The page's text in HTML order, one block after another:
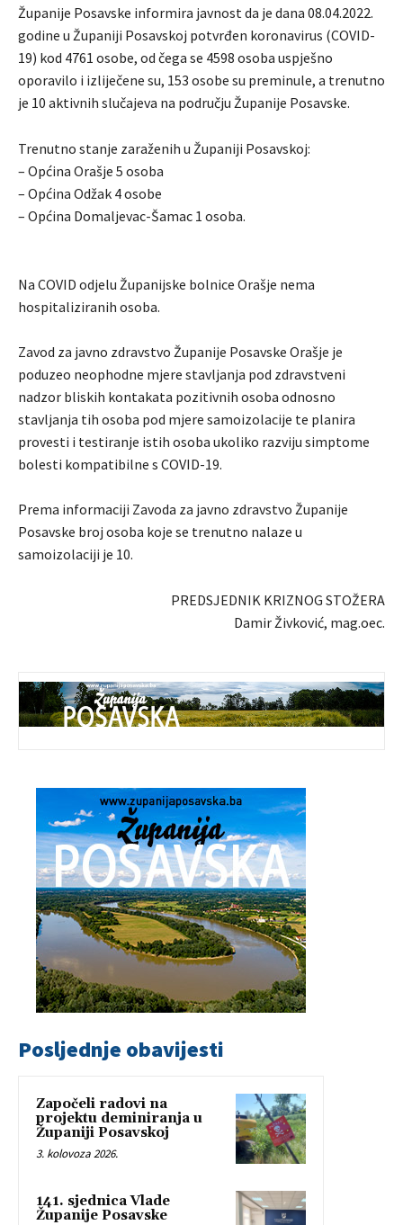
Županije Posavske informira javnost da je dana 08.04.2022.
godine u Županiji Posavskoj potvrđen koronavirus (COVID-
19) kod 4761 osobe, od čega se 4598 osoba uspješno
oporavilo i izliječene su, 153 osobe su preminule, a trenutno
je 10 aktivnih slučajeva na području Županije Posavske.
Trenutno stanje zaraženih u Županiji Posavskoj:
– Općina Orašje 5 osoba
– Općina Odžak 4 osobe
– Općina Domaljevac-Šamac 1 osoba.
Na COVID odjelu Županijske bolnice Orašje nema
hospitaliziranih osoba.
Zavod za javno zdravstvo Županije Posavske Orašje je
poduzeo neophodne mjere stavljanja pod zdravstveni
nadzor bliskih kontakata pozitivnih osoba odnosno
stavljanja tih osoba pod mjere samoizolacije te planira
provesti i testiranje istih osoba ukoliko razviju simptome
bolesti kompatibilne s COVID-19.
Prema informaciji Zavoda za javno zdravstvo Županije
Posavske broj osoba koje se trenutno nalaze u
samoizolaciji je 10.
PREDSJEDNIK KRIZNOG STOŽERA
Damir Živković, mag.oec.
Posljednje obavijesti
Započeli radovi na
projektu deminiranja u
Županiji Posavskoj
3. kolovoza 2026.
141. sjednica Vlade
Županije Posavske